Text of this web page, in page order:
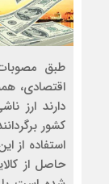
طبق
اقتصادی،
دارند ارز
کشور
استفاده از
حاصل از